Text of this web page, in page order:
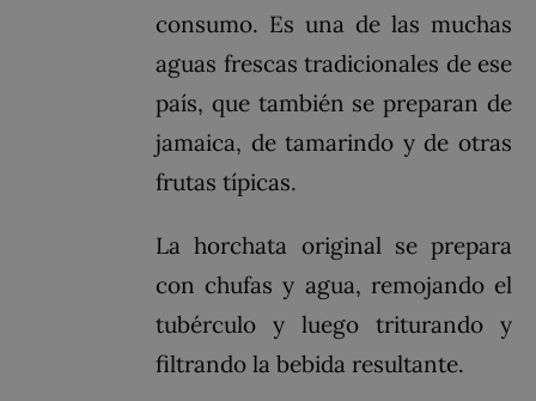
consumo. Es una de las muchas
aguas frescas tradicionales de ese
país, que también se preparan de
jamaica, de tamarindo y de otras
frutas típicas.
La horchata original se prepara
con chufas y agua, remojando el
tubérculo y luego triturando y
filtrando la bebida resultante.